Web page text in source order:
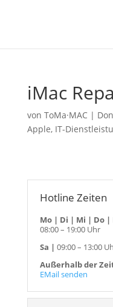
iMac
von ToMa·MAC|
Apple, IT-
Hotline Zeiten
Mo | Di | Mi | Do |
08:00 – 19:00 Uhr
Sa | 09:00 – 13:00
Außerhalb der
EMail senden